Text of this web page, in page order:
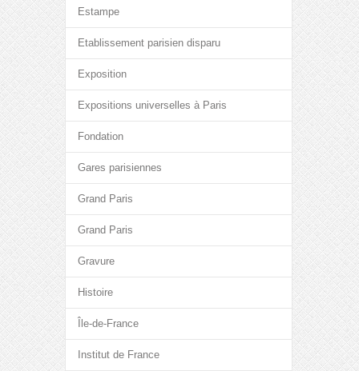
Estampe
Etablissement parisien disparu
Exposition
Expositions universelles à Paris
Fondation
Gares parisiennes
Grand Paris
Grand Paris
Gravure
Histoire
Île-de-France
Institut de France